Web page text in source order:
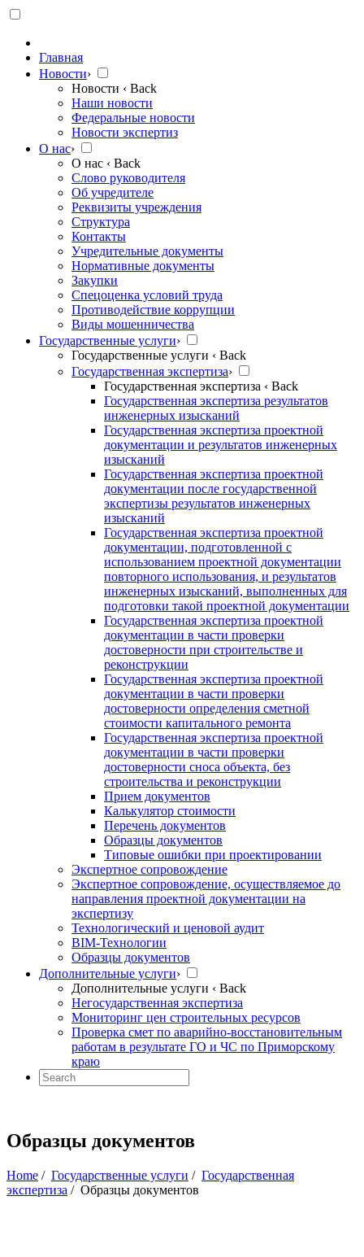
Главная
Новости›
Новости ‹ Back
Наши новости
Федеральные новости
Новости экспертиз
О нас›
О нас ‹ Back
Слово руководителя
Об учредителе
Реквизиты учреждения
Структура
Контакты
Учредительные документы
Нормативные документы
Закупки
Спецоценка условий труда
Противодействие коррупции
Виды мошенничества
Государственные услуги›
Государственные услуги ‹ Back
Государственная экспертиза›
Государственная экспертиза ‹ Back
Государственная экспертиза результатов
инженерных изысканий
Государственная экспертиза проектной
документации и результатов инженерных
изысканий
Государственная экспертиза проектной
документации после государственной
экспертизы результатов инженерных
изысканий
Государственная экспертиза проектной
документации, подготовленной с
использованием проектной документации
повторного использования, и результатов
инженерных изысканий, выполненных для
подготовки такой проектной документации
Государственная экспертиза проектной
документации в части проверки
достоверности при строительстве и
реконструкции
Государственная экспертиза проектной
документации в части проверки
достоверности определения сметной
стоимости капитального ремонта
Государственная экспертиза проектной
документации в части проверки
достоверности сноса объекта, без
строительства и реконструкции
Прием документов
Калькулятор стоимости
Перечень документов
Образцы документов
Типовые ошибки при проектировании
Экспертное сопровождение
Экспертное сопровождение, осуществляемое до
направления проектной документации на
экспертизу
Технологический и ценовой аудит
BIM-Технологии
Образцы документов
Дополнительные услуги›
Дополнительные услуги ‹ Back
Негосударственная экспертиза
Мониторинг цен строительных ресурсов
Проверка смет по аварийно-восстановительным
работам в результате ГО и ЧС по Приморскому
краю
Образцы документов
Home / Государственные услуги / Государственная
экспертиза / Образцы документов